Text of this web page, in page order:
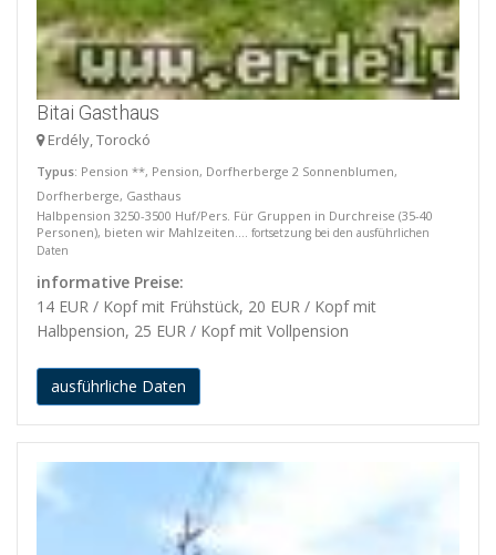
Bitai Gasthaus
Erdély, Torockó
Typus: Pension **, Pension, Dorfherberge 2 Sonnenblumen,
Dorfherberge, Gasthaus
Halbpension 3250-3500 Huf/Pers. Für Gruppen in Durchreise (35-40
Personen), bieten wir Mahlzeiten.... fortsetzung bei den ausführlichen
Daten
informative Preise:
14 EUR / Kopf mit Frühstück, 20 EUR / Kopf mit
Halbpension, 25 EUR / Kopf mit Vollpension
ausführliche Daten